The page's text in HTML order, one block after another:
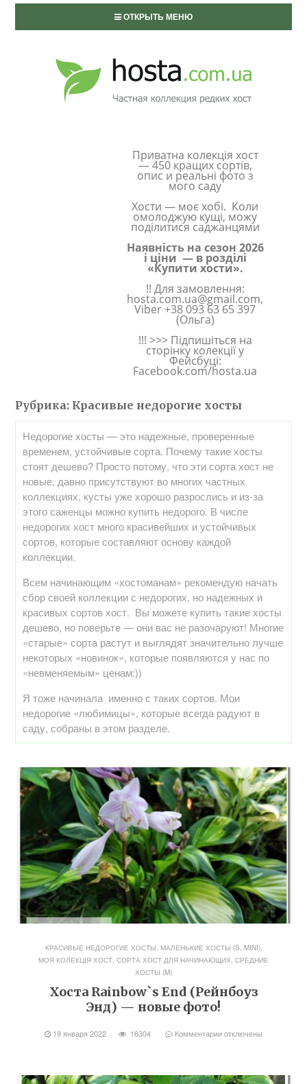
ОТКРЫТЬ МЕНЮ
Приватна колекція хост
— 450 кращих сортів,
опис и реальні фото з
мого саду
Хости — моє хобі. Коли
омолоджую кущі, можу
поділитися саджанцями
Наявність на сезон 2026
і ціни — в розділі
«Купити хости».
!! Для замовлення:
hosta.com.ua@gmail.com,
Viber +38 093 63 65 397
(Ольга)
!!! >>> Підпишіться на
сторінку колекції у
Фейсбуці:
Facebook.com/hosta.ua
Рубрика: Красивые недорогие хосты
Недорогие хосты — это надежные, проверенные
временем, устойчивые сорта. Почему такие хосты
стоят дешево? Просто потому, что эти сорта хост не
новые, давно присутствуют во многих частных
коллекциях, кусты уже хорошо разрослись и из-за
этого саженцы можно купить недорого. В числе
недорогих хост много красивейших и устойчивых
сортов, которые составляют основу каждой
коллекции.
Всем начинающим «хостоманам» рекомендую начать
сбор своей коллекции с недорогих, но надежных и
красивых сортов хост. Вы можете купить такие хосты
дешево, но поверьте — они вас не разочаруют! Многие
«старые» сорта растут и выглядят значительно лучше
некоторых «новинок», которые появляются у нас по
«невменяемым» ценам:))
Я тоже начинала именно с таких сортов. Мои
недорогие «любимицы», которые всегда радуют в
саду, собраны в этом разделе.
КРАСИВЫЕ НЕДОРОГИЕ ХОСТЫ МАЛЕНЬКИЕ ХОСТЫ (S, MINI),
МОЯ КОЛЕКЦІЯ ХОСТ СОРТА ХОСТ ДЛЯ НАЧИНАЮЩИХ СРЕДНИЕ
ХОСТЫ (M)
Хоста Rainbow`s End (Рейнбоуз
Энд) — новые фото!
19 января 2022 16304 Комментарииотключены